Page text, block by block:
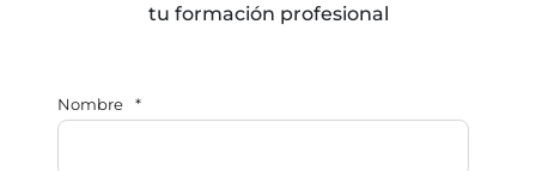
tu formación profesional
Nombre *